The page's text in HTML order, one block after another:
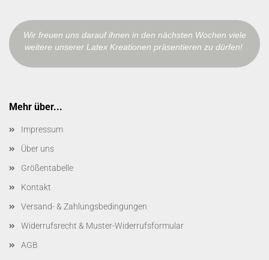
Wir freuen uns darauf ihnen in den nächsten Wochen viele
weitere unserer Latex Kreationen präsentieren zu dürfen!
Mehr über...
Impressum
Über uns
Größentabelle
Kontakt
Versand- & Zahlungsbedingungen
Widerrufsrecht & Muster-Widerrufsformular
AGB